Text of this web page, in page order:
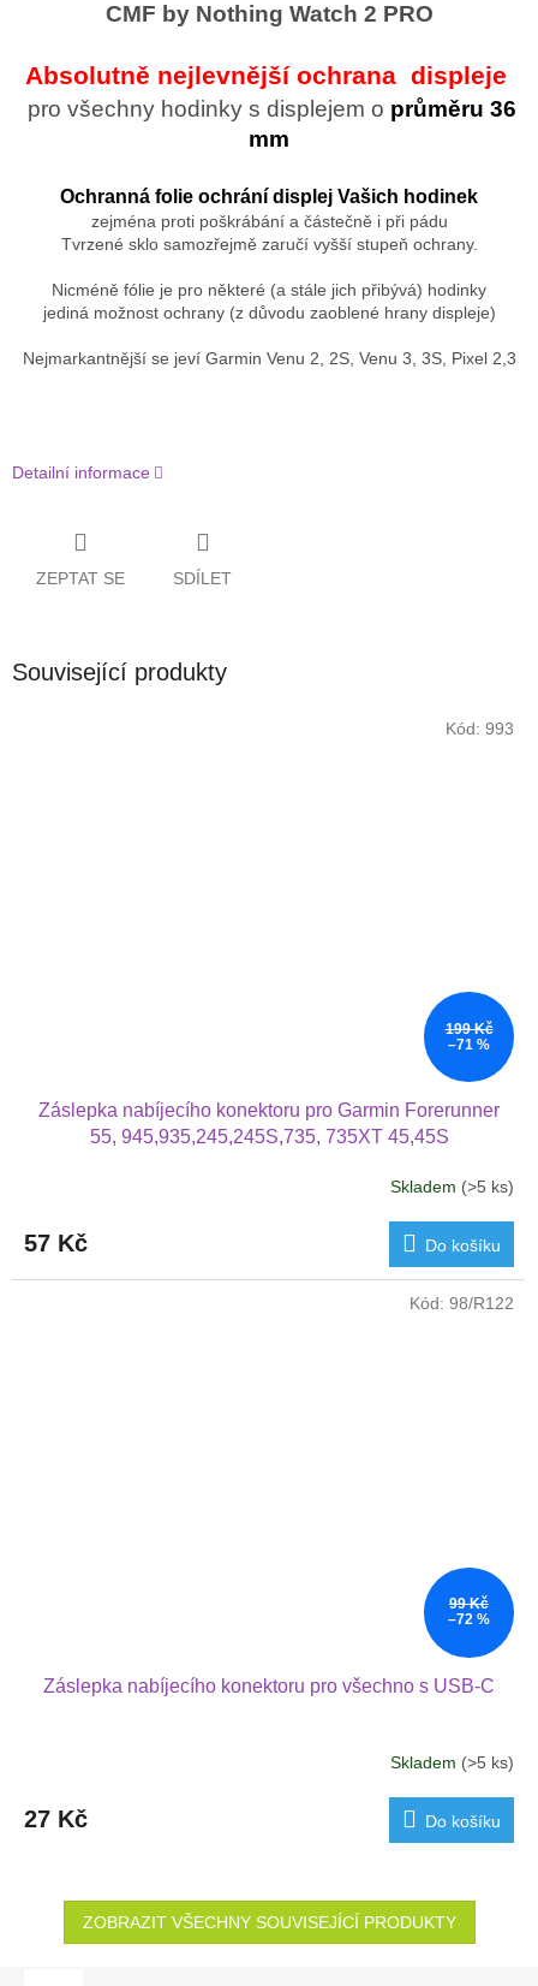
CMF by Nothing Watch 2 PRO
Absolutně nejlevnější ochrana displeje
pro všechny hodinky s displejem o průměru 36
mm
Ochranná folie ochrání displej Vašich hodinek
zejména proti poškrábání a částečně i při pádu
Tvrzené sklo samozřejmě zaručí vyšší stupeň ochrany.
Nicméně fólie je pro některé (a stále jich přibývá) hodinky
jediná možnost ochrany (z důvodu zaoblené hrany displeje)
Nejmarkantnější se jeví Garmin Venu 2, 2S, Venu 3, 3S, Pixel 2,3
Detailní informace
ZEPTAT SE SDÍLET
Související produkty
199 Kč
–71 %
Záslepka nabíjecího konektoru pro Garmin Forerunner
55, 945,935,245,245S,735, 735XT 45,45S
Skladem (>5 ks)
57 Kč Do košíku
Kód: 993
99 Kč
–72 %
Záslepka nabíjecího konektoru pro všechno s USB-C
Skladem (>5 ks)
27 Kč Do košíku
Kód: 98/R122
ZOBRAZIT VŠECHNY SOUVISEJÍCÍ PRODUKTY